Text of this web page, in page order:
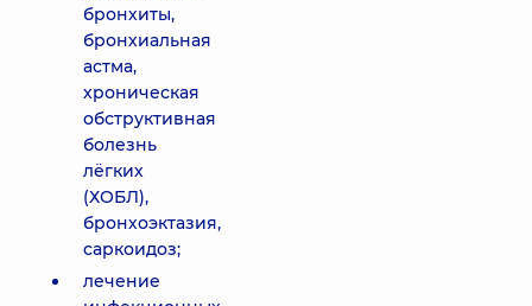
бронхиты,
бронхиальная
астма,
хроническая
обструктивная
болезнь
лёгких
(ХОБЛ),
бронхоэктазия,
саркоидоз;
лечение